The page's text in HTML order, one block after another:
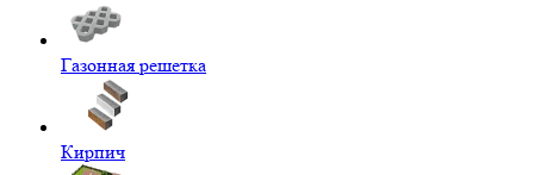
Газонная решетка
Кирпич